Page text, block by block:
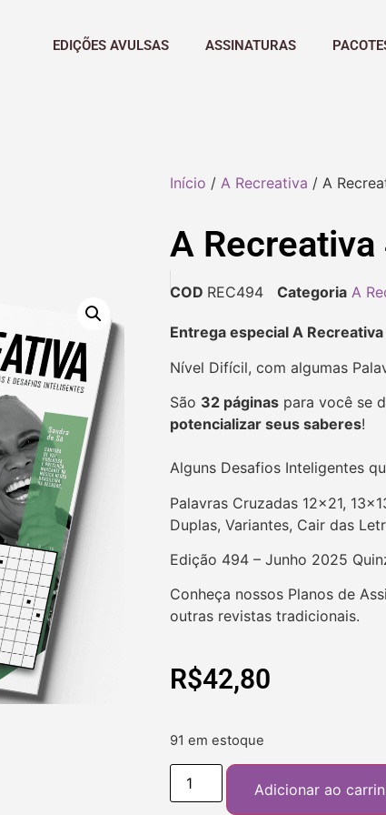
EDIÇÕES AVULSAS ASSINATURAS
Início / A Recreativa / A
A Recreativa
COD REC494 Categoria A
Entrega especial A
Nível Difícil, com algumas
São 32 páginas para você se
potencializar seus saberes!
Alguns Desafios Inteligentes
Palavras Cruzadas 12×21,
Duplas, Variantes, Cair das
Edição 494 – Junho 2025
Conheça nossos Planos de
outras revistas tradicionais.
R$42,80
91 em estoque
Adicionar ao